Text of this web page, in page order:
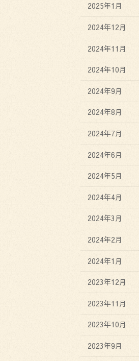
2025年1月
2024年12月
2024年11月
2024年10月
2024年9月
2024年8月
2024年7月
2024年6月
2024年5月
2024年4月
2024年3月
2024年2月
2024年1月
2023年12月
2023年11月
2023年10月
2023年9月